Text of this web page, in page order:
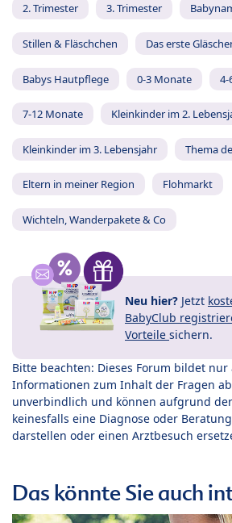
2. Trimester 3. Trimester
Stillen & Fläschchen Das erste
Babys Hautpflege 0-3 Monate 4-
7-12 Monate Kleinkinder im 2.
Kleinkinder im 3. Lebensjahr Thema
Eltern in meiner Region Flohmarkt
Wichteln, Wanderpakete & Co
Neu hier? Jetzt
BabyClub
Vorteile sichern.
Bitte beachten: Dieses Forum bildet
Informationen zum Inhalt der Fragen
unverbindlich und können aufgrund
keinesfalls eine Diagnose oder
darstellen oder einen Arztbesuch
Das könnte Sie auch